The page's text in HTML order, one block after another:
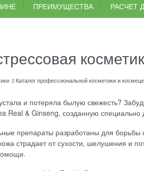
ПРЕИМУЩЕСТВА РАСЧЕТ
Каталог профессиональной косметики и
и потеряла былую свежесть?
Real & Ginseng, созданную
препараты разработаны для борьбы
страдает от сухости, шелушения и